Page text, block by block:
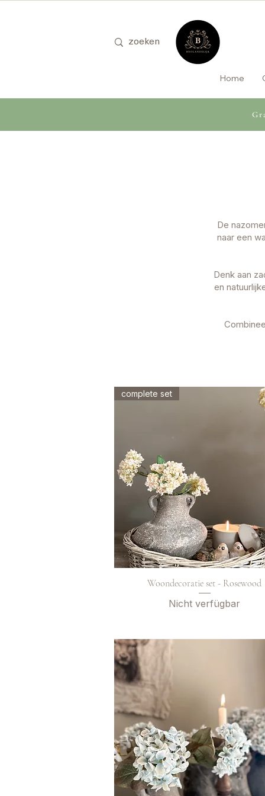
Home
De
naar een
Denk aan
en
complete set
Woondecoratie set - Rosewood
Nicht verfügbar